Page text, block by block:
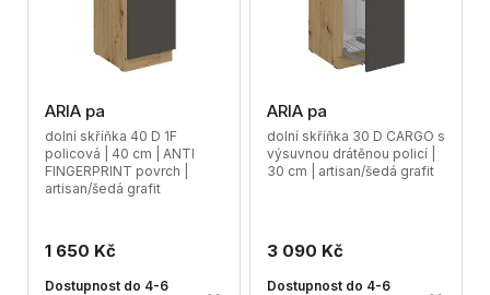
ARIA pa
dolní skříňka 40 D 1F
policová | 40 cm | ANTI
FINGERPRINT povrch |
artisan/šedá grafit
1 650 Kč
Dostupnost do 4-6
ARIA pa
dolní skříňka 30 D CARGO s
výsuvnou drátěnou policí |
30 cm | artisan/šedá grafit
3 090 Kč
Dostupnost do 4-6